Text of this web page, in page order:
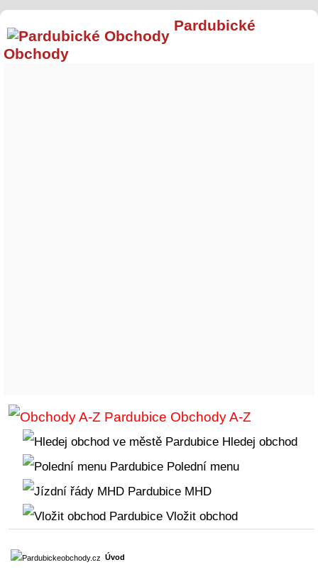
Pardubické
Obchody
Obchody A-Z
Hledej obchod
Polední menu
MHD
Vložit obchod
Úvod